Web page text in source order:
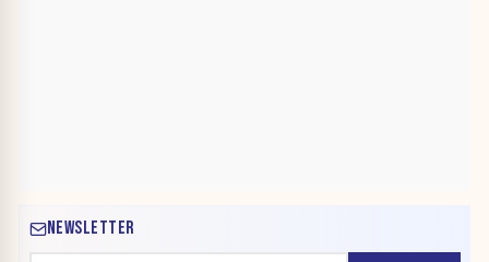
NEWSLETTER